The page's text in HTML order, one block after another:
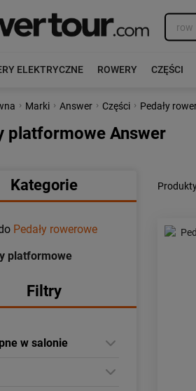
ELEKTRYCZNE ROWERY CZĘŚCI
› Marki › Answer › Części › Pedały
platformowe Answer
Kategorie
Pedały rowerowe
platformowe
Filtry
w salonie